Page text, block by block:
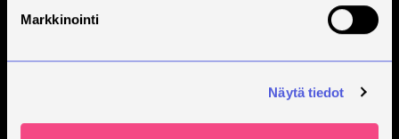
Markkinointi
Näytä tiedot